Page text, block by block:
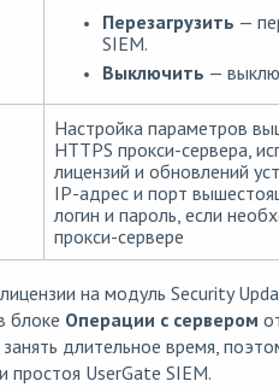
Перезагрузить —
SIEM.
Выключить —
Настройка параметров
HTTPS прокси-сервера,
лицензий и обновлений
IP-адрес и порт
логин и пароль, если
прокси-сервере
на модуль Security
блоке Операции с сервером
длительное время,
простоя UserGate SIEM.